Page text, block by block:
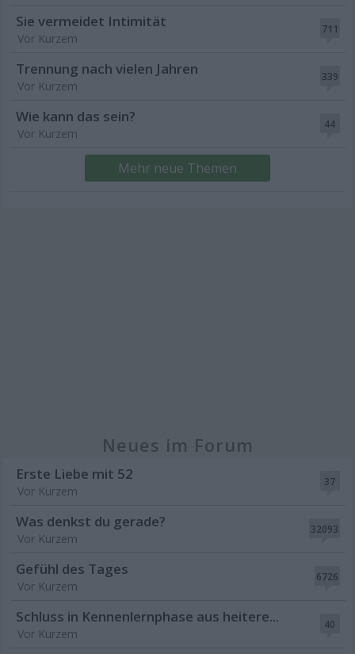
711
Sie vermeidet Intimität
Vor Kurzem
339
Trennung nach vielen Jahren
Vor Kurzem
44
Wie kann das sein?
Vor Kurzem
Mehr neue Themen
Neues im Forum
37
Erste Liebe mit 52
Vor Kurzem
32093
Was denkst du gerade?
Vor Kurzem
6726
Gefühl des Tages
Vor Kurzem
40
Schluss in Kennenlernphase aus heitere...
Vor Kurzem